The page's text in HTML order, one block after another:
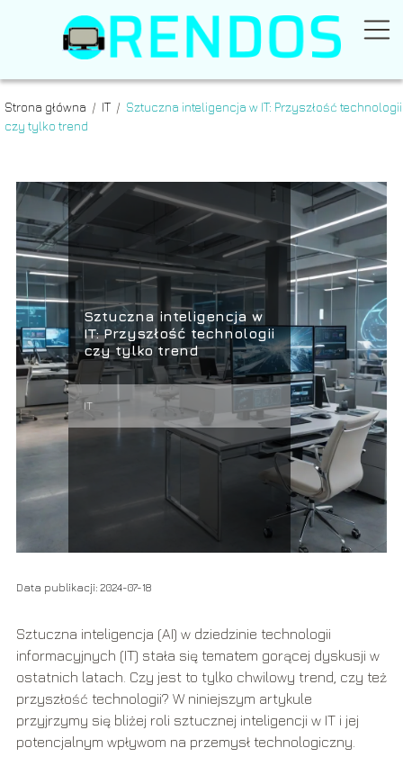
Strona główna / IT / Sztuczna inteligencja w IT: Przyszłość technologii
czy tylko trend
Sztuczna inteligencja w
IT: Przyszłość technologii
czy tylko trend
IT
Data publikacji: 2024-07-18
Sztuczna inteligencja (AI) w dziedzinie technologii
informacyjnych (IT) stała się tematem gorącej dyskusji w
ostatnich latach. Czy jest to tylko chwilowy trend, czy też
przyszłość technologii? W niniejszym artykule
przyjrzymy się bliżej roli sztucznej inteligencji w IT i jej
potencjalnym wpływom na przemysł technologiczny.